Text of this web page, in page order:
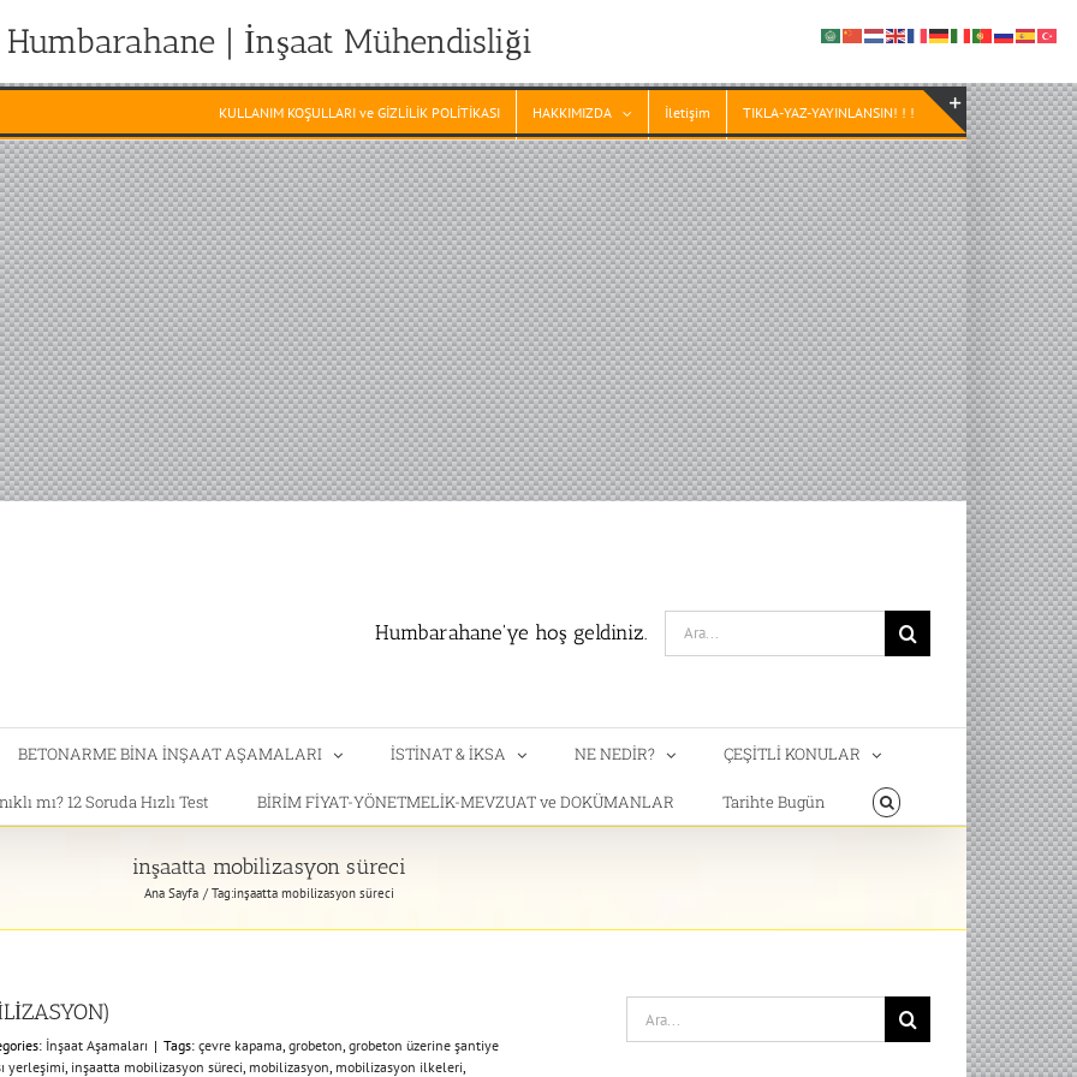
Humbarahane | İnşaat Mühendisliği
KULLANIM KOŞULLARI ve GİZLİLİK POLİTİKASI HAKKIMIZDA İletişim TIKLA-YAZ-YAYINLANSIN! ! !
Humbarahane'ye hoş geldiniz.
Search
for:
BETONARME BİNA İNŞAAT AŞAMALARI İSTİNAT & İKSA NE NEDİR? ÇEŞİTLİ KONULAR
mı? 12 Soruda Hızlı Test BİRİM FİYAT-YÖNETMELİK-MEVZUAT ve DOKÜMANLAR Tarihte Bugün
inşaatta mobilizasyon süreci
Ana Sayfa Tag:inşaatta mobilizasyon süreci
İnşaat Aşamaları | Tags: çevre kapama, grobeton, grobeton üzerine şantiye
yerleşimi, inşaatta mobilizasyon süreci, mobilizasyon, mobilizasyon ilkeleri,
Search
for:
Toggle
Sliding
Bar
Area